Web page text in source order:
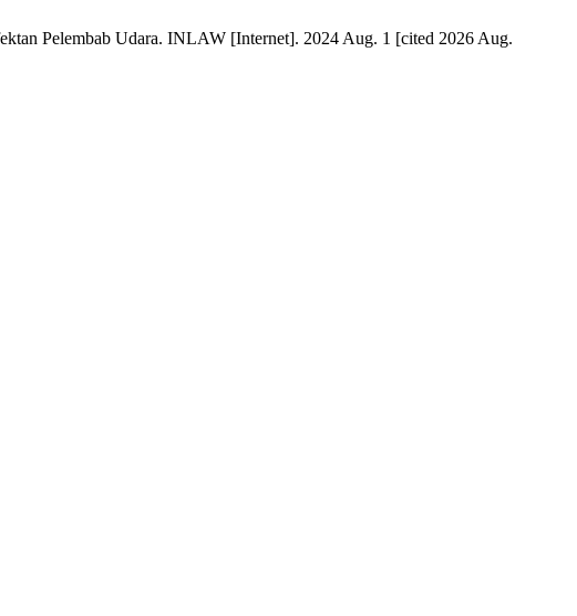
Pelembab Udara. INLAW [Internet]. 2024 Aug. 1 [cited 2026 Aug.